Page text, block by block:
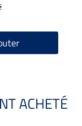
ACHETÉ